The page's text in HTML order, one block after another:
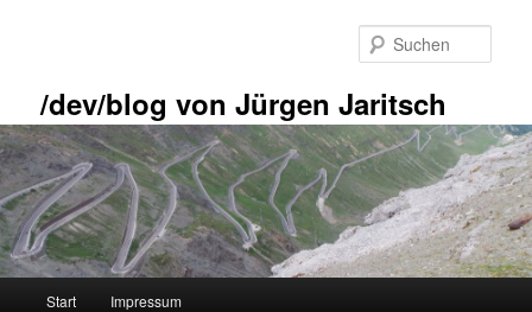
/dev/blog von Jürgen Jaritsch
Start Impressum